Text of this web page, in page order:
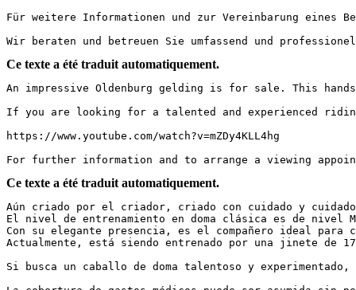
Für weitere Informationen und zur Vereinbarung eines
Wir beraten und betreuen Sie umfassend und
Ce texte a été traduit automatiquement.
An impressive Oldenburg gelding is for sale. This
If you are looking for a talented and experienced
https://www.youtube.com/watch?v=mZDy4KLL4hg
For further information and to arrange a viewing
Ce texte a été traduit automatiquement.
Aún criado por el criador, criado con cuidado y
El nivel de entrenamiento en doma clásica es de
Con su elegante presencia, es el compañero ideal
Actualmente, está siendo entrenado por una jinete de
Si busca un caballo de doma talentoso y